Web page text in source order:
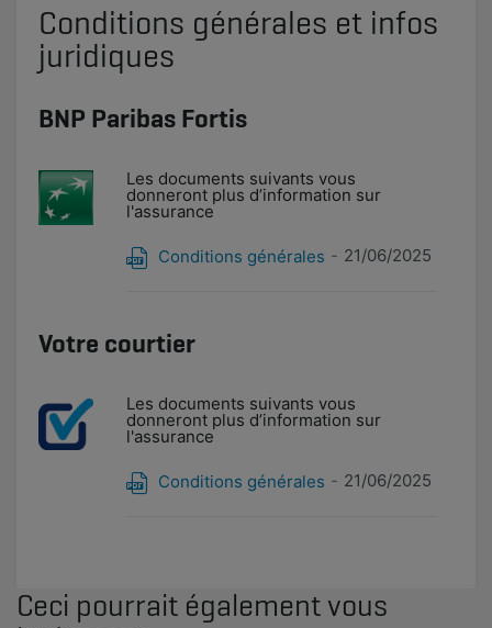
Conditions générales et infos
juridiques
BNP Paribas Fortis
Les documents suivants vous
donneront plus d’information sur
l'assurance
Conditions générales 21/06/2025
Votre courtier
Les documents suivants vous
donneront plus d’information sur
l'assurance
Conditions générales 21/06/2025
Ceci pourrait également vous